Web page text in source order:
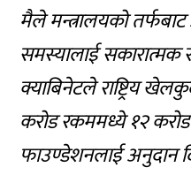
मैले मन्त्रालयको
समस्यालाई सकारात्मक
क्याबिनेटले राष्ट्रिय
करोड रकममध्ये १२
फाउण्डेशनलाई अनुदान